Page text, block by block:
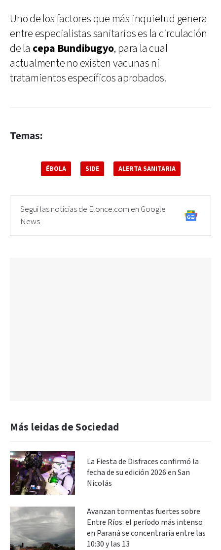
Uno de los factores que más inquietud genera
entre especialistas sanitarios es la circulación
de la cepa Bundibugyo, para la cual
actualmente no existen vacunas ni
tratamientos específicos aprobados.
Temas:
ÉBOLA SIDE ALERTA SANITARIA
Seguí las noticias de Elonce.com en Google
News
Más leidas de Sociedad
La Fiesta de Disfraces confirmó la
fecha de su edición 2026 en San
Nicolás
Avanzan tormentas fuertes sobre
Entre Ríos: el período más intenso
en Paraná se concentraría entre las
10:30 y las 13